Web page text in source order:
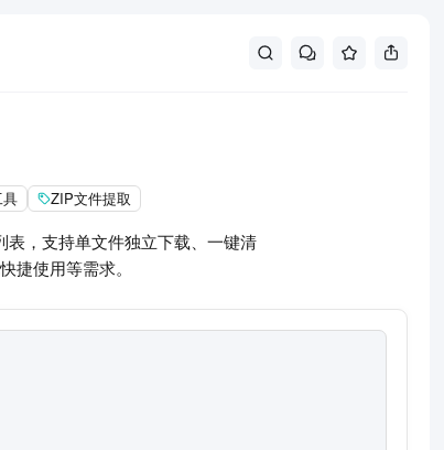
ZIP文件提取
，支持单文件独立下载、一键清
捷使用等需求。